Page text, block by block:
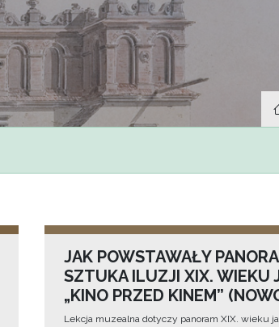
JAK POWSTAWAŁY
SZTUKA ILUZJI XIX. WIEKU
„KINO PRZED KINEM”
Lekcja muzealna dotyczy panoram XIX. wieku